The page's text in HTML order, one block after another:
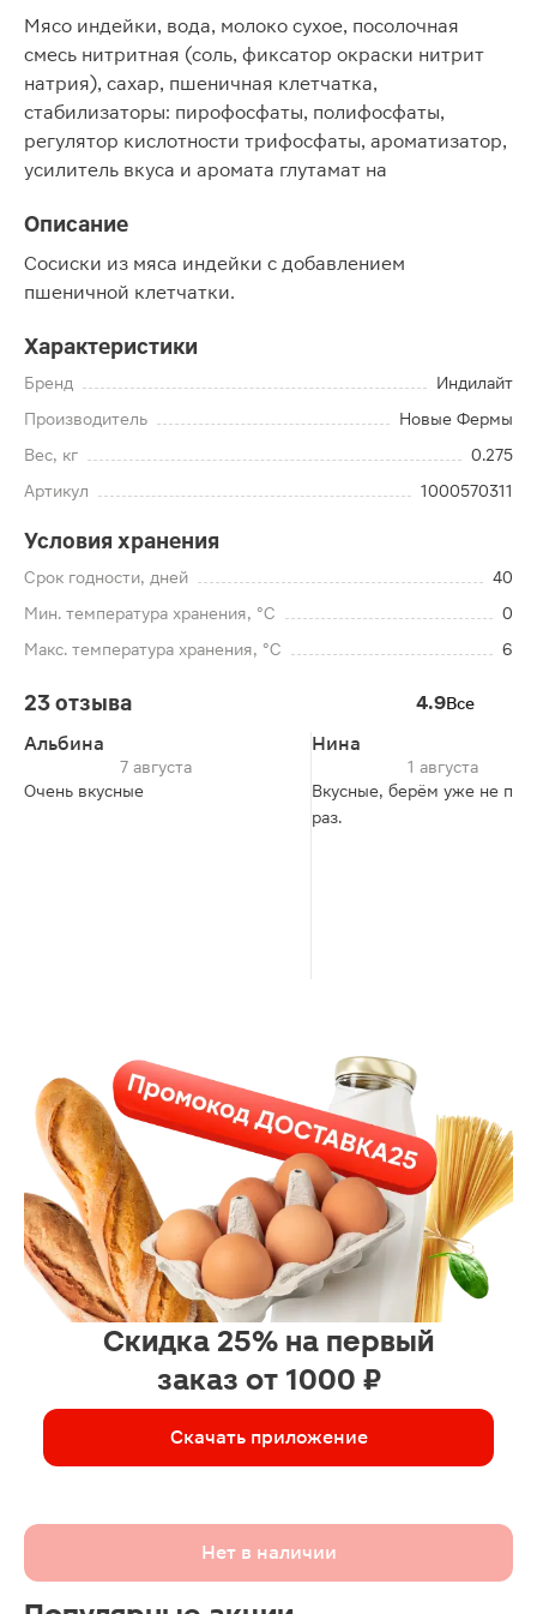
Мясо индейки, вода, молоко сухое, посолочная
смесь нитритная (соль, фиксатор окраски нитрит
натрия), сахар, пшеничная клетчатка,
стабилизаторы: пирофосфаты, полифосфаты,
регулятор кислотности трифосфаты, ароматизатор,
усилитель вкуса и аромата глутамат на
Описание
Сосиски из мяса индейки с добавлением
пшеничной клетчатки.
Характеристики
Бренд
Индилайт
Производитель
Новые Фермы
Вес, кг
0.275
Артикул
1000570311
Условия хранения
Срок годности, дней
40
Мин. температура хранения, °C
0
Макс. температура хранения, °C
6
23 отзыва 4.9Все
Альбина
7 августа
Очень вкусные
Нина
1 августа
Вкусные, берём уже не
раз.
Скидка 25% на первый
заказ от 1000 ₽
Скачать приложение
Нет в наличии